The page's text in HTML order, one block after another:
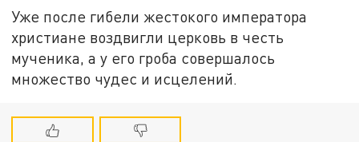
Уже после гибели жестокого императора
христиане воздвигли церковь в честь
мученика, а у его гроба совершалось
множество чудес и исцелений.